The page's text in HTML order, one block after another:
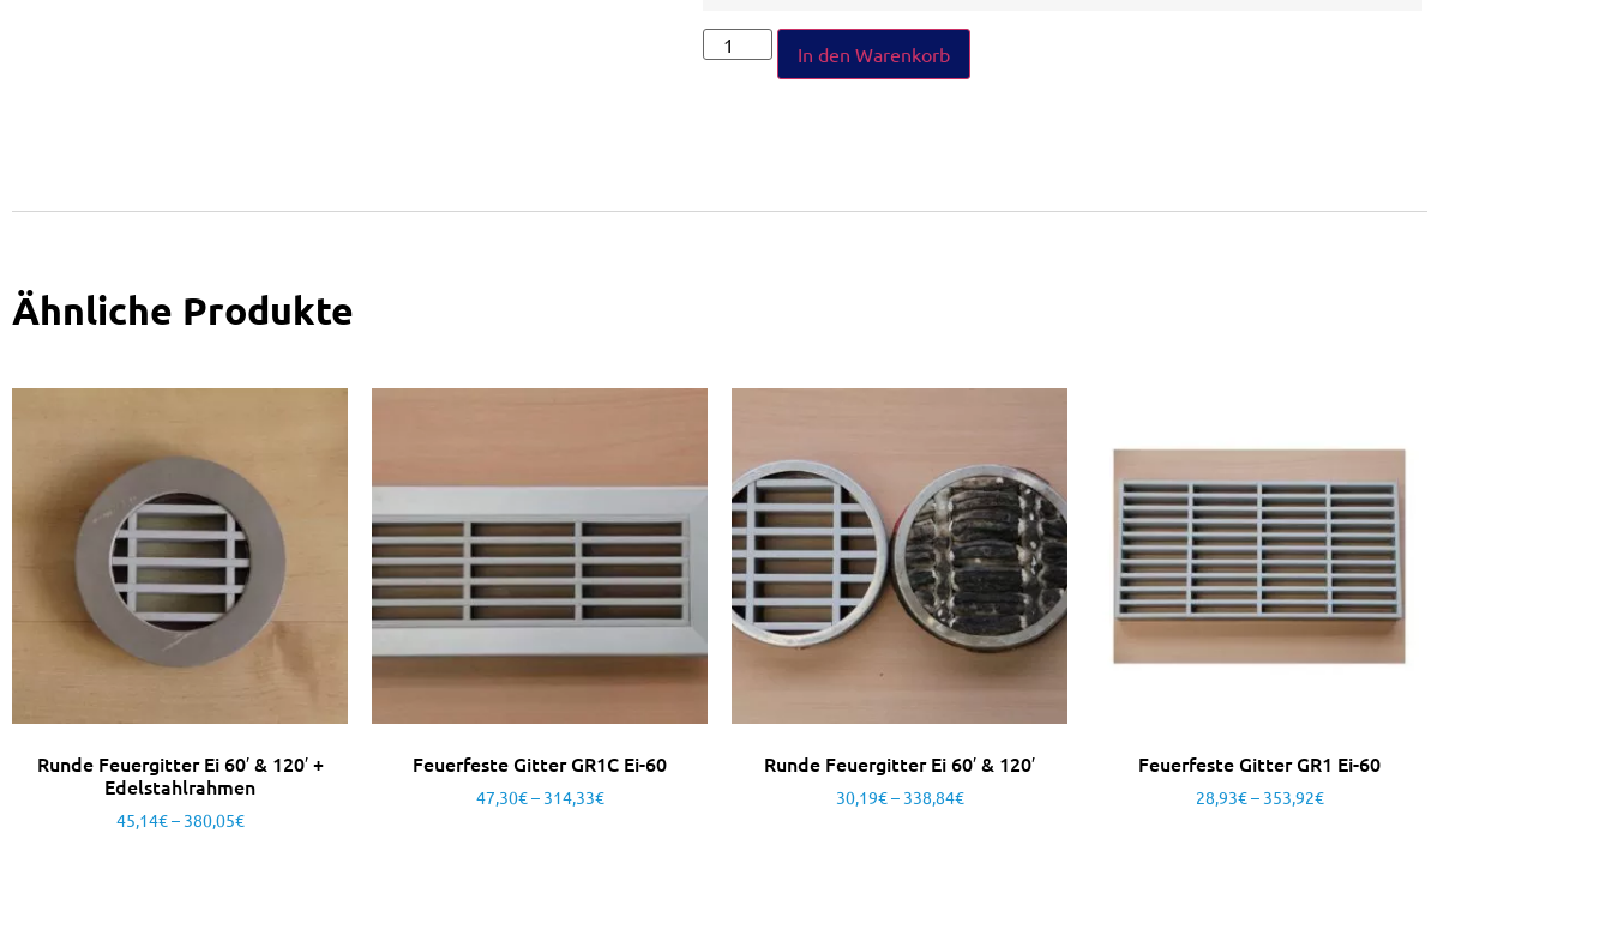
In den Warenkorb
Ähnliche Produkte
Runde Feuergitter Ei 60′ & 120′ +
Edelstahlrahmen
45,14€– 380,05€
Feuerfeste Gitter GR1C Ei-60
47,30€– 314,33€
Runde Feuergitter Ei 60′ & 120′
30,19€– 338,84€
Feuerfeste Gitter GR1 Ei-60
28,93€– 353,92€